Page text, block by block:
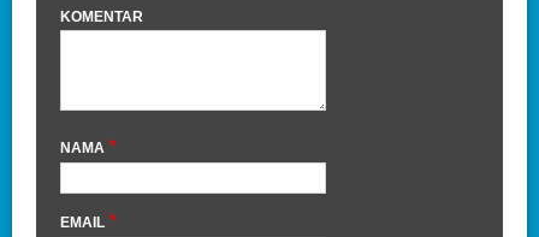
KOMENTAR
NAMA *
EMAIL *